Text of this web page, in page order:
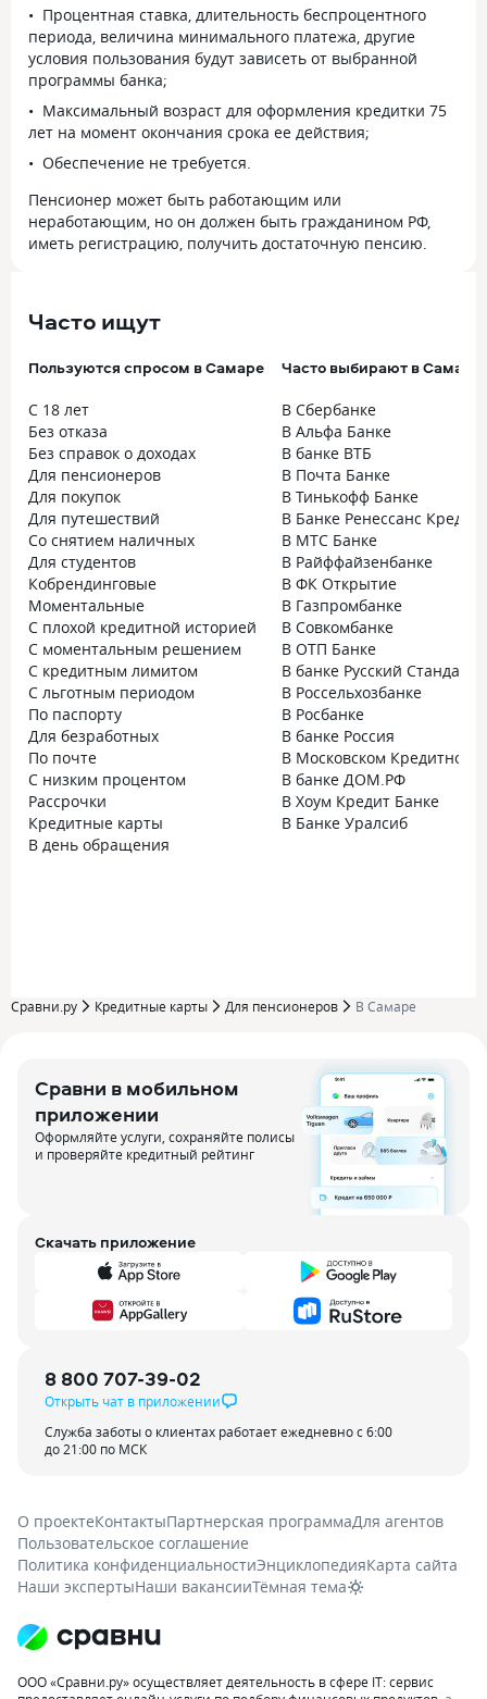
Процентная ставка, длительность беспроцентного
периода, величина минимального платежа, другие
условия пользования будут зависеть от выбранной
программы банка;
Максимальный возраст для оформления кредитки 75
лет на момент окончания срока ее действия;
Обеспечение не требуется.
Пенсионер может быть работающим или
неработающим, но он должен быть гражданином РФ,
иметь регистрацию, получить достаточную пенсию.
Часто ищут
Пользуются спросом в Самаре
С 18 лет
Без отказа
Без справок о доходах
Для пенсионеров
Для покупок
Для путешествий
Со снятием наличных
Для студентов
Кобрендинговые
Моментальные
С плохой кредитной историей
С моментальным решением
С кредитным лимитом
С льготным периодом
По паспорту
Для безработных
По почте
С низким процентом
Рассрочки
Кредитные карты
В день обращения
Часто выбирают в Самаре
В Сбербанке
В Альфа Банке
В банке ВТБ
В Почта Банке
В Тинькофф Банке
В Банке Ренессанс Кредит
В МТС Банке
В Райффайзенбанке
В ФК Открытие
В Газпромбанке
В Совкомбанке
В ОТП Банке
В банке Русский Стандарт
В Россельхозбанке
В Росбанке
В банке Россия
В Московском Кредитном
В банке ДОМ.РФ
В Хоум Кредит Банке
В Банке Уралсиб
Сравни.ру Кредитные карты Для пенсионеров В Самаре
Сравни в мобильном
приложении
Оформляйте услуги, сохраняйте полисы
и проверяйте кредитный рейтинг
Скачать приложение
8 800 707-39-02
Открыть чат в приложении
Служба заботы о клиентах работает ежедневно с 6:00
до 21:00 по МСК
О проектеКонтактыПартнерская программаДля агентов
Пользовательское соглашение
Политика конфиденциальностиЭнциклопедияКарта сайта
Наши экспертыНаши вакансииТёмная тема
ООО «Сравни.ру» осуществляет деятельность в сфере IT: сервис